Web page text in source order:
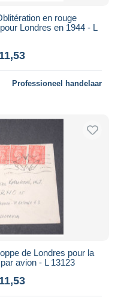
en rouge
Londres en 1944 - L
Professioneel handelaar
de Londres pour la
avion - L 13123